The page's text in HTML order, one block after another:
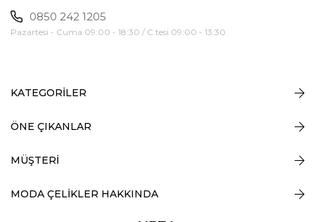
0850 242 1205
Pazartesi - Cuma 09:00 - 18:30 / C.tesi 09:00 - 13:30
KATEGORİLER
ÖNE ÇIKANLAR
MÜŞTERİ
MODA ÇELİKLER HAKKINDA